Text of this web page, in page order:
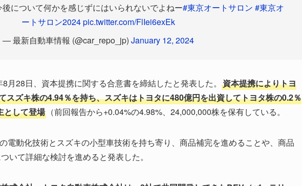
について何かを感じずにはいられないでよねー#東京オートサロン #東京オ
ートサロン2024pic.twitter.com/FlIei6exEk
— 最新自動車情報 (@car_repo_jp) January 12, 2024
月28日、資本提携に関する合意書を締結したと発表した。 資本提携によりトヨ
スズキ株の4.94％を持ち、スズキはトヨタに480億円を出資してトヨタ株の0.2％
として登場 （前回報告から+0.04%の4.98%、24,000,000株を保有している。
電動化技術とスズキの小型車技術を持ち寄り、商品補完を進めることや、商品
いて詳細な検討を進めると発表した。